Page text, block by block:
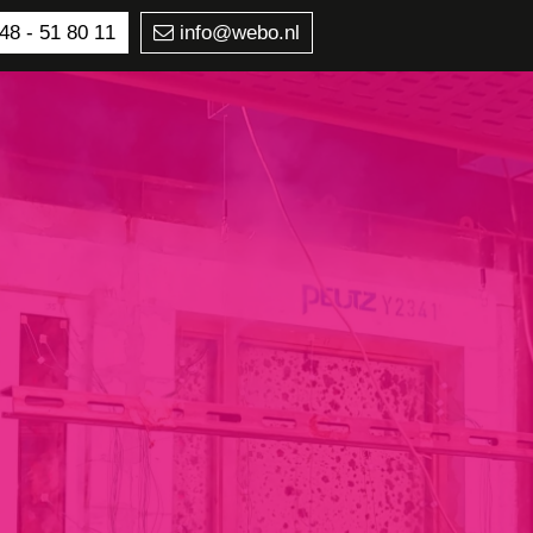
- 51 80 11 info@webo.nl